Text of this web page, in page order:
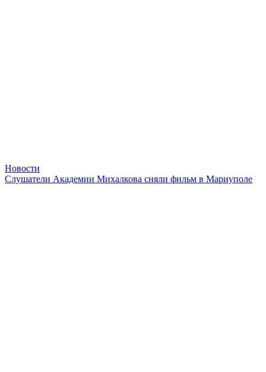
Новости
Слушатели Академии Михалкова сняли фильм в Мариуполе